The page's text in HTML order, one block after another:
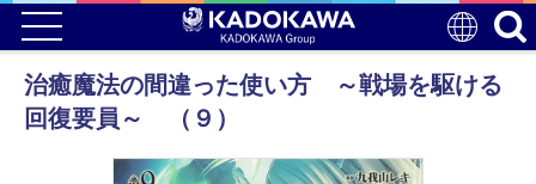
治癒魔法の間違った使い方 ～戦場を駆ける
回復要員～ （９）